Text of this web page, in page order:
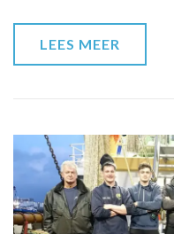
LEES MEER